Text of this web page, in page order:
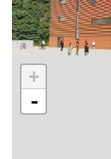
+
-